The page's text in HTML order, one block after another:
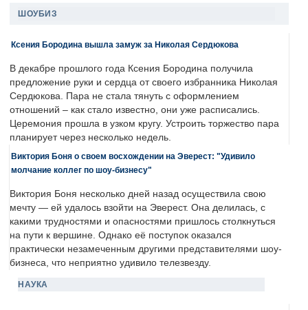
ШОУБИЗ
Ксения Бородина вышла замуж за Николая Сердюкова
В декабре прошлого года Ксения Бородина получила
предложение руки и сердца от своего избранника Николая
Сердюкова. Пара не стала тянуть с оформлением
отношений – как стало известно, они уже расписались.
Церемония прошла в узком кругу. Устроить торжество пара
планирует через несколько недель.
Виктория Боня о своем восхождении на Эверест: "Удивило
молчание коллег по шоу-бизнесу"
Виктория Боня несколько дней назад осуществила свою
мечту — ей удалось взойти на Эверест. Она делилась, с
какими трудностями и опасностями пришлось столкнуться
на пути к вершине. Однако её поступок оказался
практически незамеченным другими представителями шоу-
бизнеса, что неприятно удивило телезвезду.
НАУКА